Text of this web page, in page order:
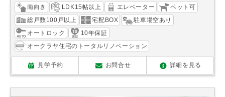
南向き LDK15帖以上 エレベーター
ペット可
総戸数100戸以上
宅配BOX
駐車場空あり
オートロック
10年保証
オークラヤ住宅のトータルリノベーション
見学予約 お問合せ 詳細を見る